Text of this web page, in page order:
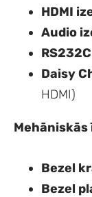
HDMI
Audio
Daisy
HDMI)
Mehāniskās
Bezel
Bezel